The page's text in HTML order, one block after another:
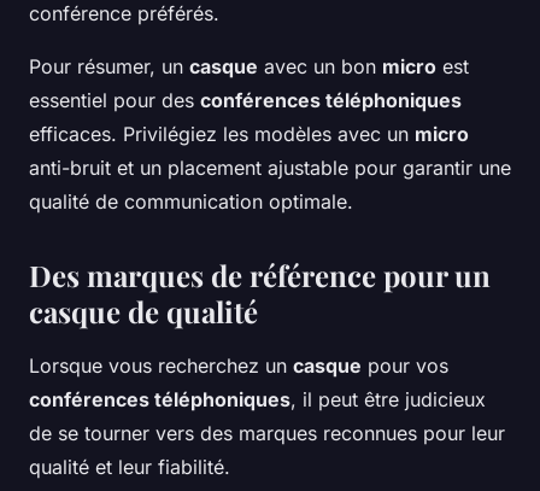
conférence préférés.
Pour résumer, un casque avec un bon micro est
essentiel pour des conférences téléphoniques
efficaces. Privilégiez les modèles avec un micro
anti-bruit et un placement ajustable pour garantir une
qualité de communication optimale.
Des marques de référence pour un
casque de qualité
Lorsque vous recherchez un casque pour vos
conférences téléphoniques, il peut être judicieux
de se tourner vers des marques reconnues pour leur
qualité et leur fiabilité.